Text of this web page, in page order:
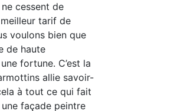
cessent de
tarif de
voulons bien que
de haute
fortune. C’est la
allie savoir-
à tout ce qui fait
façade peintre